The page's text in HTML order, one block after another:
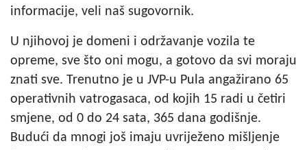
informacije, veli naš sugovornik.
U njihovoj je domeni i održavanje vozila te
opreme, sve što oni mogu, a gotovo da svi moraju
znati sve. Trenutno je u JVP-u Pula angažirano 65
operativnih vatrogasaca, od kojih 15 radi u četiri
smjene, od 0 do 24 sata, 365 dana godišnje.
Budući da mnogi još imaju uvriježeno mišljenje